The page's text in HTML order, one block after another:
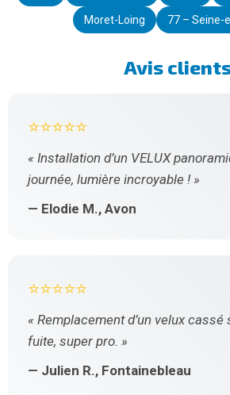
Moret-Loing 77 – Seine-
Avis
⭐⭐⭐⭐⭐
« Installation d’un VELUX
journée, lumière incroyable ! »
— Elodie M., Avon
⭐⭐⭐⭐⭐
« Remplacement d’un velux cassé
fuite, super pro. »
— Julien R., Fontainebleau